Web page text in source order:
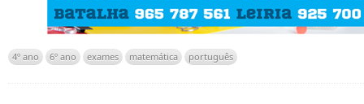
4º ano 6º ano exames matemática português